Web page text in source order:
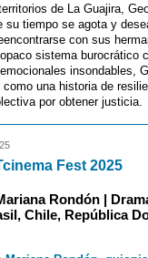
de La Guajira,
su tiempo se agota y
con sus
sistema burocrático
insondables,
como una historia de
por obtener justicia.
Fest 2025
Rondón |
Chile, República